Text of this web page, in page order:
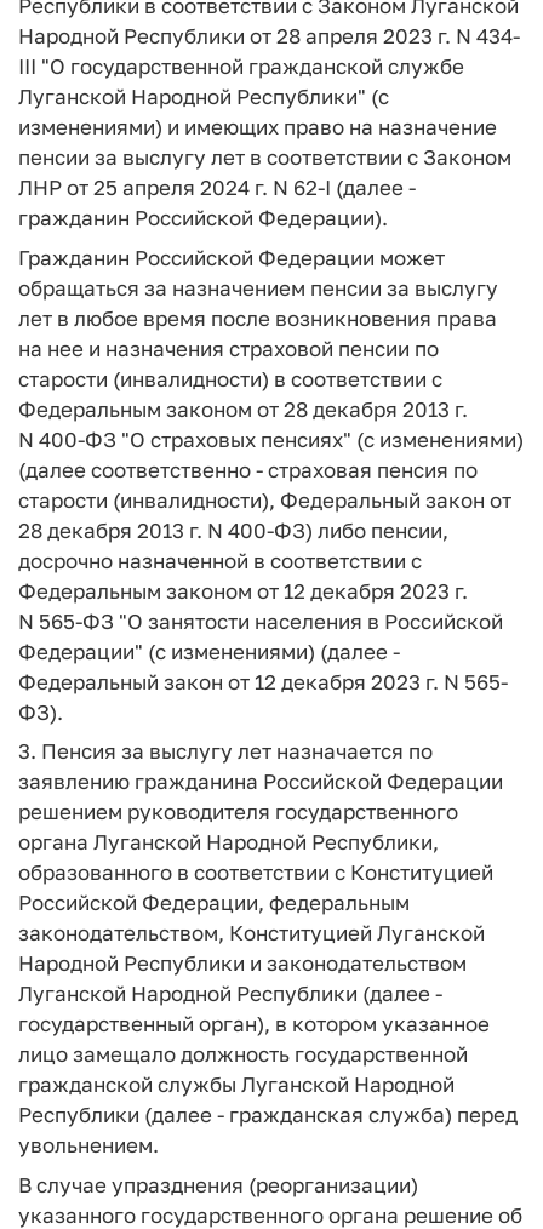
Республики в соответствии с Законом Луганской
Народной Республики от 28 апреля 2023 г. N 434-
III "О государственной гражданской службе
Луганской Народной Республики" (с
изменениями) и имеющих право на назначение
пенсии за выслугу лет в соответствии с Законом
ЛНР от 25 апреля 2024 г. N 62-I (далее -
гражданин Российской Федерации).
Гражданин Российской Федерации может
обращаться за назначением пенсии за выслугу
лет в любое время после возникновения права
на нее и назначения страховой пенсии по
старости (инвалидности) в соответствии с
Федеральным законом от 28 декабря 2013 г.
N 400-ФЗ "О страховых пенсиях" (с изменениями)
(далее соответственно - страховая пенсия по
старости (инвалидности), Федеральный закон от
28 декабря 2013 г. N 400-ФЗ) либо пенсии,
досрочно назначенной в соответствии с
Федеральным законом от 12 декабря 2023 г.
N 565-ФЗ "О занятости населения в Российской
Федерации" (с изменениями) (далее -
Федеральный закон от 12 декабря 2023 г. N 565-
ФЗ).
3. Пенсия за выслугу лет назначается по
заявлению гражданина Российской Федерации
решением руководителя государственного
органа Луганской Народной Республики,
образованного в соответствии с Конституцией
Российской Федерации, федеральным
законодательством, Конституцией Луганской
Народной Республики и законодательством
Луганской Народной Республики (далее -
государственный орган), в котором указанное
лицо замещало должность государственной
гражданской службы Луганской Народной
Республики (далее - гражданская служба) перед
увольнением.
В случае упразднения (реорганизации)
указанного государственного органа решение об